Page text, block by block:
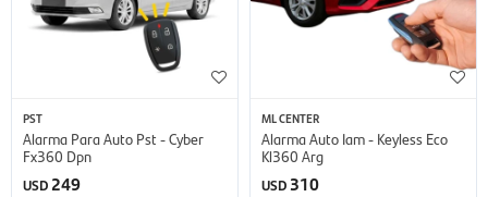
PST
Alarma Para Auto Pst - Cyber
Fx360 Dpn
USD 249
ML CENTER
Alarma Auto Iam - Keyless Eco
Kl360 Arg
USD 310